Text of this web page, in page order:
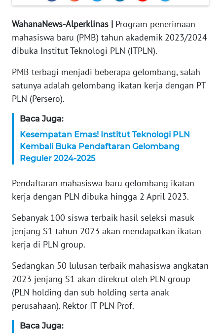
WahanaNews-Alperklinas | Program penerimaan
mahasiswa baru (PMB) tahun akademik 2023/2024
dibuka Institut Teknologi PLN (ITPLN).
PMB terbagi menjadi beberapa gelombang, salah
satunya adalah gelombang ikatan kerja dengan PT
PLN (Persero).
Baca Juga:
Kesempatan Emas! Institut Teknologi PLN
Kembali Buka Pendaftaran Gelombang
Reguler 2024-2025
Pendaftaran mahasiswa baru gelombang ikatan
kerja dengan PLN dibuka hingga 2 April 2023.
Sebanyak 100 siswa terbaik hasil seleksi masuk
jenjang S1 tahun 2023 akan mendapatkan ikatan
kerja di PLN group.
Sedangkan 50 lulusan terbaik mahasiswa angkatan
2023 jenjang S1 akan direkrut oleh PLN group
(PLN holding dan sub holding serta anak
perusahaan). Rektor IT PLN Prof.
Baca Juga:
PEDOMAN
SIBER
REDAKSI
DISCLAIMER
Wahana
Regional
SUMUT
JAKARTA
WN
WN
BANTEN
WN